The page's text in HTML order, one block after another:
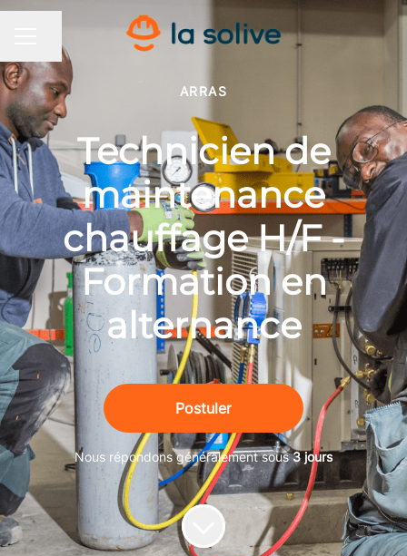
MENU CARRIÈRE
Partager la page
ARRAS
Technicien de
maintenance
chauffage H/F -
Formation en
alternance
Postuler
Nous répondons généralement sous3 jours